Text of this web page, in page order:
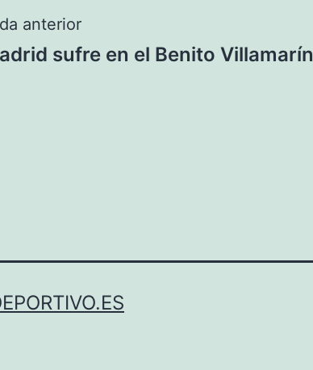
anterior
sufre en el Benito Villamarín